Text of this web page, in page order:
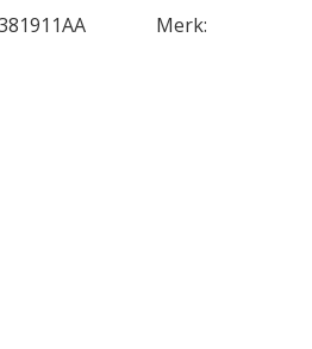
Merk: